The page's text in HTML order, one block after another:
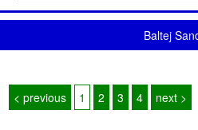
Baltej
< previous 1 2 3 4 next >